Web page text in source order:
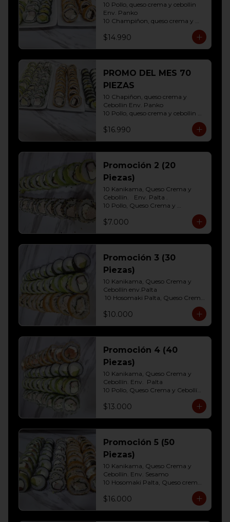
10 Pollo, queso crema y cebollin
Env. Panko
10 Champiñon, queso crema y
10 Kanikama, queso crema y
Env. Palta
10 Hosomaki ( Palta)
$14.990
PROMO DEL MES 70
PIEZAS
10 Chapiñon, queso crema y
Cebollin Env. Panko
10 Pollo, queso crema y cebollin
10 Palmito, queso crema y palta
Palta Env. Cibulette
10 Pollo, queso crema y cebollin
Env. Palta
10 Hosomaki (Queso crema)
10 Hosomaki ( Palta)
$16.990
Promoción 2 (20
Piezas)
10 Kanikama, Queso Crema y
Cebollín.	Env. Palta .
10 Pollo, Queso Crema y
frito
$7.000
Promoción 3 (30
Piezas)
10 Kanikama, Queso Crema y
Cebollín env.Palta
10 Hosomaki Palta, Queso Crema
10 Pollo, Queso Crema y Cebollin
Env. Frito
$10.000
Promoción 4 (40
Piezas)
10 Kanikama, Queso Crema y
Cebollín. Env.  Palta
10 Pollo, Queso Crema y Cebollín
10 Hosomaki Palta, Queso crema
$13.000
Promoción 5 (50
Piezas)
10 Kanikama, Queso Crema y
Cebollín. Env. Sesamo
10 Hosomaki Palta, Queso crema
Cebollín Env.Palta
10 Pollo, Queso Crema y Cebollín
$16.000